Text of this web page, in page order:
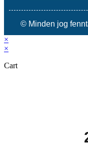
© Minden jog
×
×
Cart